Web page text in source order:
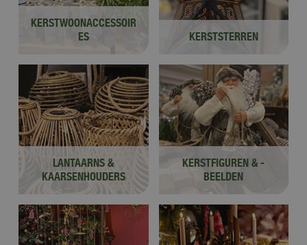
KERSTWOONACCESSOIR
ES
KERSTSTERREN
LANTAARNS &
KAARSENHOUDERS
KERSTFIGUREN & -
BEELDEN